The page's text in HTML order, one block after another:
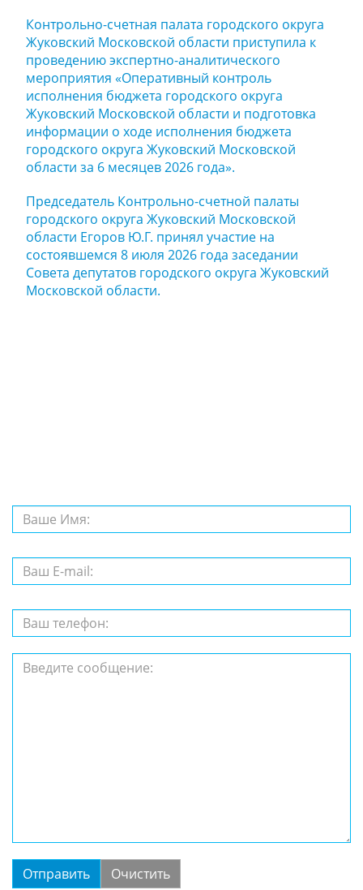
Контрольно-счетная палата городского округа
Жуковский Московской области приступила к
проведению экспертно-аналитического
мероприятия «Оперативный контроль
исполнения бюджета городского округа
Жуковский Московской области и подготовка
информации о ходе исполнения бюджета
городского округа Жуковский Московской
области за 6 месяцев 2026 года».
Председатель Контрольно-счетной палаты
городского округа Жуковский Московской
области Егоров Ю.Г. принял участие на
состоявшемся 8 июля 2026 года заседании
Совета депутатов городского округа Жуковский
Московской области.